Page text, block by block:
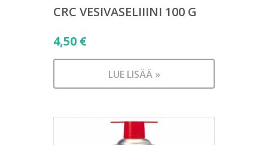
CRC VESIVASELIIINI 100 G
4,50 €
LUE LISÄÄ »